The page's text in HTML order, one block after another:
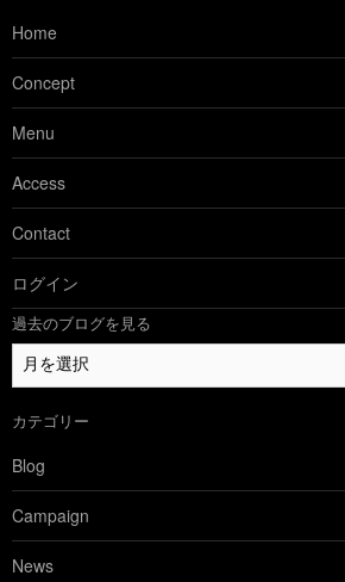
Home
Concept
Menu
Access
Contact
ログイン
過去のブログを見る
過
去
ブ
ロ
グ
を
見
る
カテゴリー
Blog
Campaign
News